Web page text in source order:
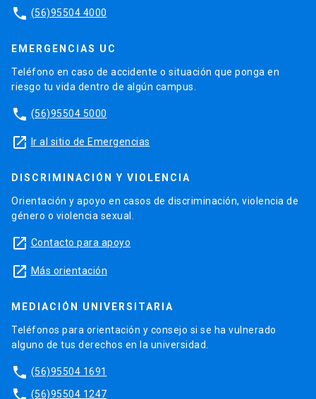
phone (56)95504 4000
EMERGENCIAS UC
Teléfono en caso de accidente o situación que ponga en
riesgo tu vida dentro de algún campus.
phone (56)95504 5000
launch Ir al sitio de Emergencias
DISCRIMINACIÓN Y VIOLENCIA
Orientación y apoyo en casos de discriminación, violencia de
género o violencia sexual.
launch Contacto para apoyo
launch Más orientación
MEDIACIÓN UNIVERSITARIA
Teléfonos para orientación y consejo si se ha vulnerado
alguno de tus derechos en la universidad.
phone (56)95504 1691
phone (56)95504 1247